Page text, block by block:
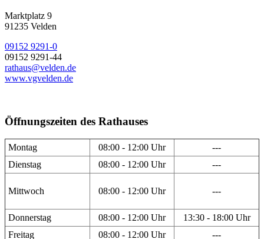
Marktplatz 9
91235 Velden
09152 9291-0
09152 9291-44
rathaus@velden.de
www.vgvelden.de
Öffnungszeiten des Rathauses
Montag 08:00 - 12:00 Uhr
---
Dienstag
08:00 - 12:00 Uhr ---
Mittwoch 08:00 - 12:00 Uhr ---
Donnerstag 08:00 - 12:00 Uhr
13:30 - 18:00 Uhr
Freitag
08:00 - 12:00 Uhr ---